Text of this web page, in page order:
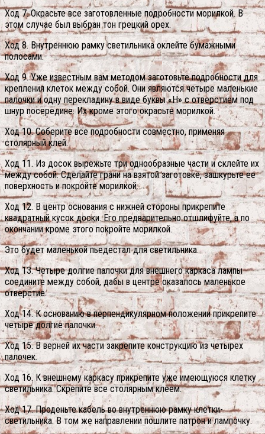
Ход 7. Окрасьте все заготовленные подробности морилкой. В
этом случае был выбран тон грецкий орех.
Ход 8. Внутреннюю рамку светильника оклейте бумажными
полосами.
Ход 9. Уже известным вам методом заготовьте подробности для
крепления клеток между собой. Они являются четыре маленькие
палочки и одну перекладину в виде буквы «Н» с отверстием под
шнур посередине. Их кроме этого окрасьте морилкой.
Ход 10. Соберите все подробности совместно, применяя
столярный клей.
Ход 11. Из досок вырежьте три однообразные части и склейте их
между собой.Сделайте грани на взятой заготовке, зашкурьте ее
поверхность и покройте морилкой.
Ход 12. В центр основания с нижней стороны прикрепите
квадратный кусок доски. Его предварительно отшлифуйте, а по
окончании кроме этого покройте морилкой.
Это будет маленькой пьедестал для светильника.
Ход 13. Четыре долгие палочки для внешнего каркаса лампы
соедините между собой, дабы в центре оказалось маленькое
отверстие.
Ход 14. К основанию в перпендикулярном положении прикрепите
четыре долгие палочки.
Ход 15. В верней их части закрепите конструкцию из четырех
палочек.
Ход 16. К внешнему каркасу прикрепите уже имеющуюся клетку
светильника. Скрепите все столярным клеем.
Ход 17. Проденьте кабель во внутреннюю рамку клетки-
светильника. В том же направлении пошлите патрон и лампочку.